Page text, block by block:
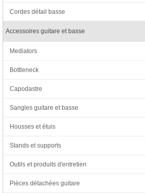
Cordes détail basse
Accessoires guitare et basse
Mediators
Bottleneck
Capodastre
Sangles guitare et basse
Housses et étuis
Stands et supports
Outils et produits d'entretien
Pièces détachées guitare